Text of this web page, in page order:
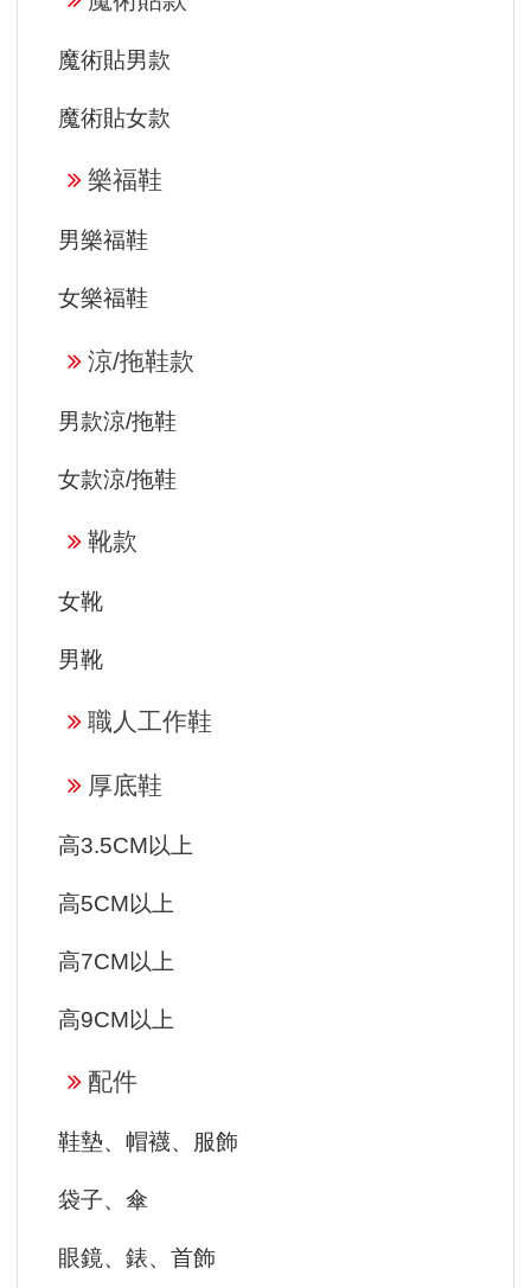
魔術貼男款
魔術貼女款
樂福鞋
男樂福鞋
女樂福鞋
涼/拖鞋款
男款涼/拖鞋
女款涼/拖鞋
靴款
女靴
男靴
職人工作鞋
厚底鞋
高3.5CM以上
高5CM以上
高7CM以上
高9CM以上
配件
鞋墊、帽襪、服飾
袋子、傘
眼鏡、錶、首飾